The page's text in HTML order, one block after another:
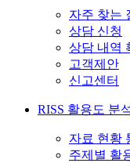
자주 찾는
상담 신청
상담 내역
고객제안
신고센터
RISS 활용도 분
자료 현황
주제별 활